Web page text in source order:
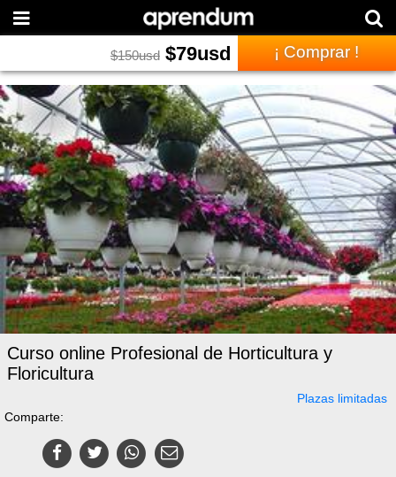
$150usd $79usd ¡ Comprar !
Curso online Profesional de Horticultura y
Floricultura
Plazas limitadas
Comparte: